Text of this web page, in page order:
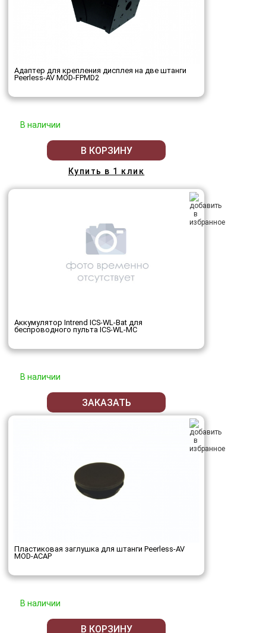
Адаптер для крепления дисплея на две штанги
Peerless-AV MOD-FPMD2
В наличии
В КОРЗИНУ
Купить в 1 клик
Аккумулятор Intrend ICS-WL-Bat для
беспроводного пульта ICS-WL-MC
В наличии
ЗАКАЗАТЬ
Пластиковая заглушка для штанги Peerless-AV
MOD-ACAP
В наличии
В КОРЗИНУ